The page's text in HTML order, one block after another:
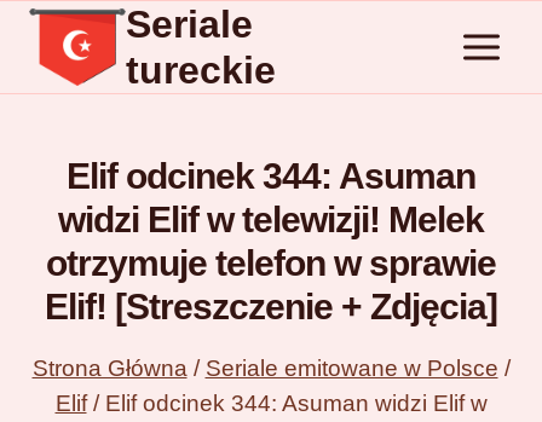
Przejdź
treści
Seriale
tureckie
Elif odcinek 344: Asuman
widzi Elif w telewizji! Melek
otrzymuje telefon w sprawie
Elif! [Streszczenie + Zdjęcia]
Strona Główna / Seriale emitowane w Polsce /
Elif / Elif odcinek 344: Asuman widzi Elif w